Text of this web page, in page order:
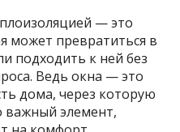
— это
может превратиться в
подходить к ней без
Ведь окна — это
дома, через которую
важный элемент,